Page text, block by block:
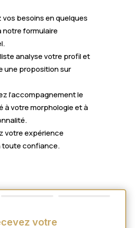
vos besoins en quelques
notre formulaire
analyse votre profil et
une proposition sur
l’accompagnement le
à votre morphologie et à
votre expérience
toute confiance.